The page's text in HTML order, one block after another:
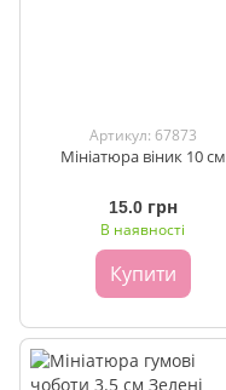
Артикул: 67873
Мініатюра віник 10 см
15.0 грн
В наявності
Купити